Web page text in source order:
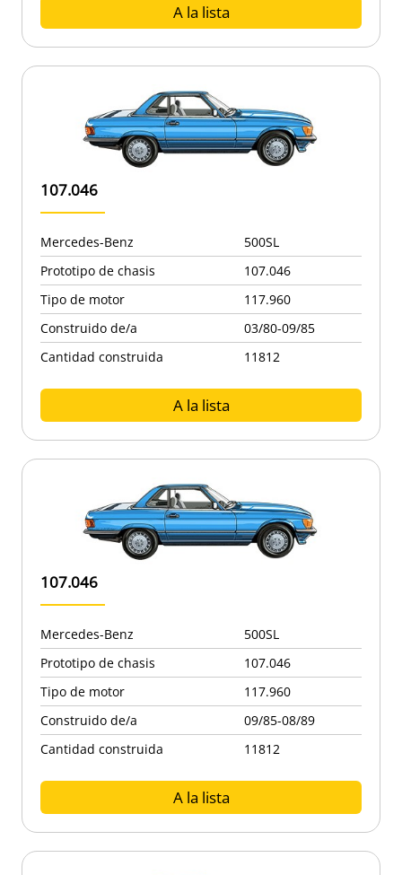
A la lista
107.046
Mercedes-Benz
500SL
Prototipo de chasis
107.046
Tipo de motor
117.960
Construido de/a
03/80-09/85
Cantidad construida
11812
A la lista
107.046
Mercedes-Benz
500SL
Prototipo de chasis
107.046
Tipo de motor
117.960
Construido de/a
09/85-08/89
Cantidad construida
11812
A la lista